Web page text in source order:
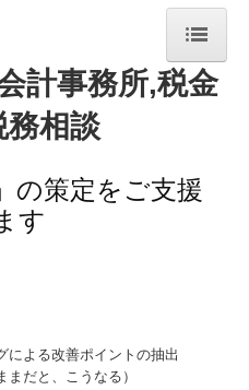
の策定をご支援
す
よる改善ポイントの抽出
だと、こうなる）